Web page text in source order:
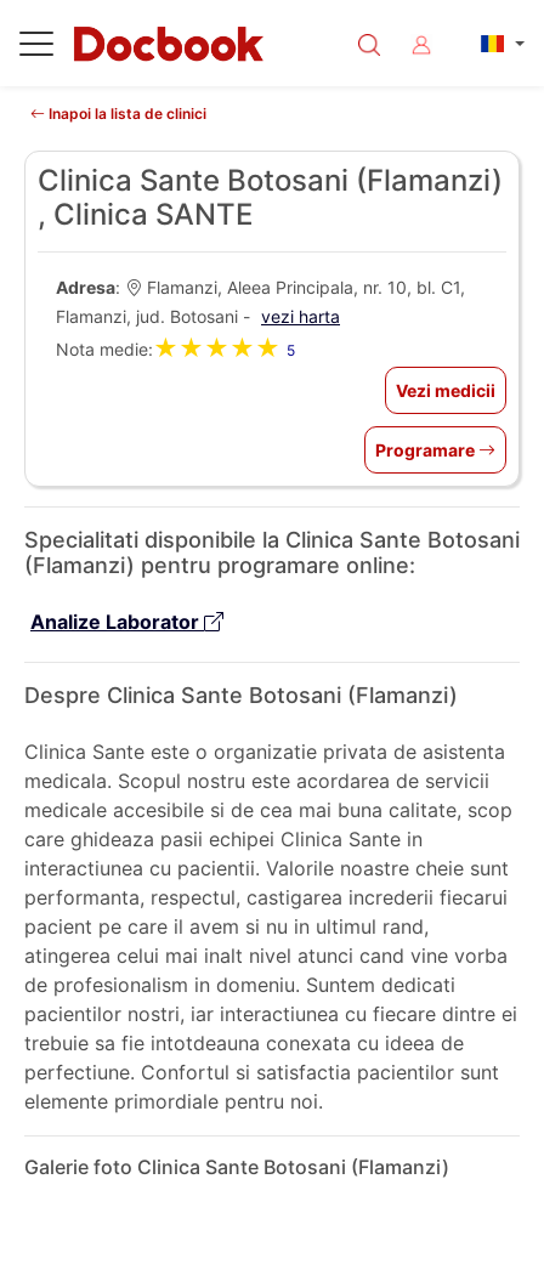
Inapoi la lista de clinici
Clinica Sante Botosani (Flamanzi)
, Clinica SANTE
Adresa:
Flamanzi, Aleea Principala, nr. 10, bl. C1,
Flamanzi, jud. Botosani - vezi harta
Nota medie:★★★★★ 5
Vezi medicii
Programare
Specialitati disponibile la Clinica Sante Botosani
(Flamanzi) pentru programare online:
Analize Laborator
Despre Clinica Sante Botosani (Flamanzi)
Clinica Sante este o organizatie privata de asistenta
medicala. Scopul nostru este acordarea de servicii
medicale accesibile si de cea mai buna calitate, scop
care ghideaza pasii echipei Clinica Sante in
interactiunea cu pacientii. Valorile noastre cheie sunt
performanta, respectul, castigarea increderii fiecarui
pacient pe care il avem si nu in ultimul rand,
atingerea celui mai inalt nivel atunci cand vine vorba
de profesionalism in domeniu. Suntem dedicati
pacientilor nostri, iar interactiunea cu fiecare dintre ei
trebuie sa fie intotdeauna conexata cu ideea de
perfectiune. Confortul si satisfactia pacientilor sunt
elemente primordiale pentru noi.
Galerie foto Clinica Sante Botosani (Flamanzi)